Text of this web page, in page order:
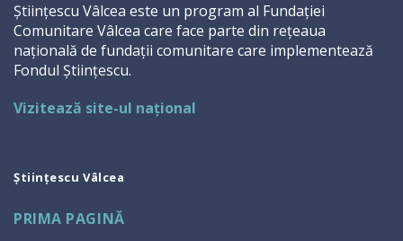
Științescu Vâlcea este un program al Fundației
Comunitare Vâlcea care face parte din rețeaua
națională de fundații comunitare care implementează
Fondul Științescu.
Vizitează site-ul național
Științescu Vâlcea
PRIMA PAGINĂ